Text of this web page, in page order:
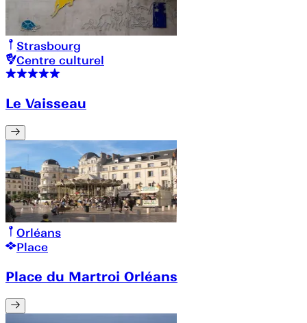
Strasbourg
Centre culturel
Le Vaisseau
Orléans
Place
Place du Martroi Orléans